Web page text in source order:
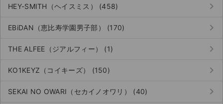
HEY-SMITH（ヘイスミス） (458) keyboard_arrow_right
EBiDAN（恵比寿学園男子部） (170) keyboard_arrow_right
THE ALFEE（ジアルフィー） (1) keyboard_arrow_right
KO1KEYZ（コイキーズ） (150) keyboard_arrow_right
SEKAI NO OWARI（セカイノオワリ） (40) keyboard_arrow_right